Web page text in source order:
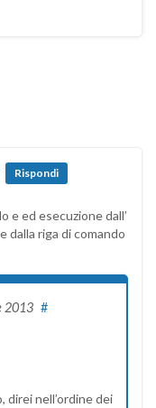
Rispondi
e ed esecuzione dall’
dalla riga di comando
2013 #
direi nell’ordine dei